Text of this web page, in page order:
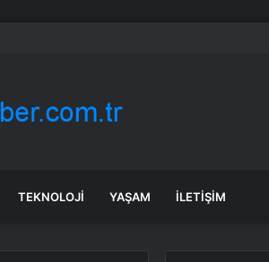
Kuruttu
TEKNOLOJI YAŞAM İLETIŞIM